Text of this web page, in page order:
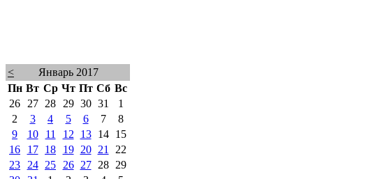
<
Январь 2017
Пн Вт Ср Чт Пт Сб Вс
26
27 28 29 30 31
1
2
3 4 5 6 7
8
9
10 11 12 13 14
15
16
17 18 19 20 21
22
23
24 25 26 27 28
29